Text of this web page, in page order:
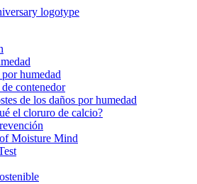
humedad
contenedor
de los daños por humedad
el cloruro de calcio?
Moisture Mind